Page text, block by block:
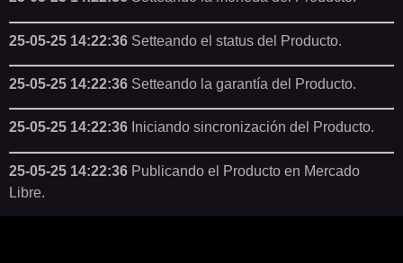
25-05-25 14:22:36 Setteando el status del Producto.
25-05-25 14:22:36 Setteando la garantía del Producto.
25-05-25 14:22:36 Iniciando sincronización del Producto.
25-05-25 14:22:36 Publicando el Producto en Mercado
Libre.